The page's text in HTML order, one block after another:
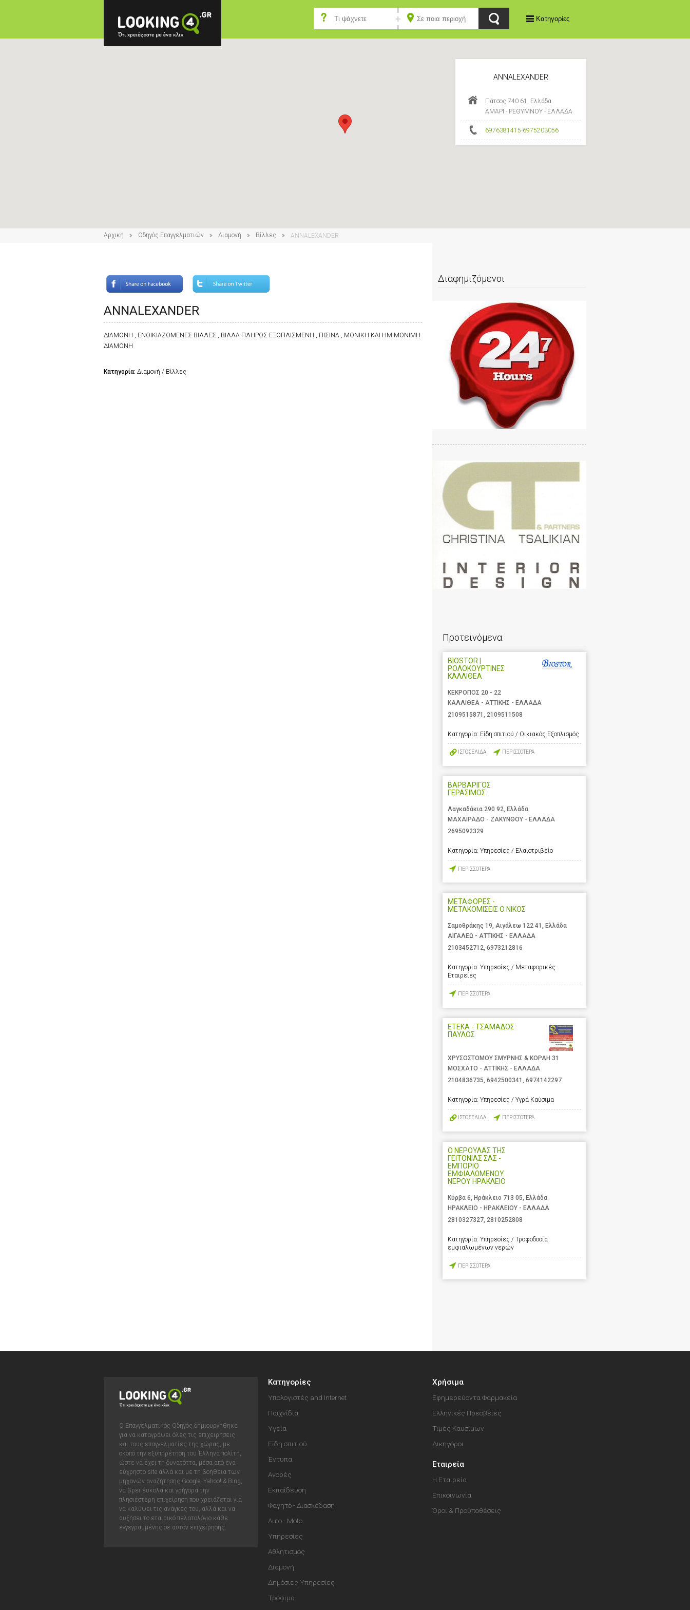
Κατηγορίες
ANNALEXANDER
Πάτσος 740 61, Ελλάδα
ΑΜΑΡΙ - ΡΕΘΥΜΝΟΥ - ΕΛΛΑΔΑ
6976381415-6975203056
Αρχική Οδηγός Επαγγελματιών Διαμονή Βίλλες ANNALEXANDER
ANNALEXANDER
ΔΙΑΜΟΝΗ , ΕΝΟΙΚΙΑΖΟΜΕΝΕΣ ΒΙΛΛΕΣ , ΒΙΛΛΑ ΠΛΗΡΩΣ ΕΞΟΠΛΙΣΜΕΝΗ , ΠΙΣΙΝΑ , ΜΟΝΙΚΗ ΚΑΙ ΗΜΙΜΟΝΙΜΗ
ΔΙΑΜΟΝΗ
Κατηγορία: Διαμονή / Βίλλες
Διαφημιζόμενοι
Προτεινόμενα
BIOSTOR |
ΡΟΛΟΚΟΥΡΤΙΝΕΣ
ΚΑΛΛΙΘΕΑ
ΚΕΚΡΟΠΟΣ 20 - 22
ΚΑΛΛΙΘΕΑ - ΑΤΤΙΚΗΣ - ΕΛΛΑΔΑ
2109515871
2109511508
Κατηγορία: Είδη σπιτιού / Οικιακός Εξοπλισμός
ΙΣΤΟΣΕΛΙΔΑ ΠΕΡΙΣΣΟΤΕΡΑ
ΒΑΡΒΑΡΙΓΟΣ
ΓΕΡΑΣΙΜΟΣ
Λαγκαδάκια 290 92, Ελλάδα
ΜΑΧΑΙΡΑΔΟ - ΖΑΚΥΝΘΟΥ - ΕΛΛΑΔΑ
2695092329
Κατηγορία: Υπηρεσίες / Ελαιοτριβείο
ΠΕΡΙΣΣΟΤΕΡΑ
ΜΕΤΑΦΟΡΕΣ -
ΜΕΤΑΚΟΜΙΣΕΙΣ Ο ΝΙΚΟΣ
Σαμοθράκης 19, Αιγάλεω 122 41, Ελλάδα
ΑΙΓΑΛΕΩ - ΑΤΤΙΚΗΣ - ΕΛΛΑΔΑ
2103452712, 6973212816
Κατηγορία: Υπηρεσίες / Μεταφορικές
Εταιρείες
ΠΕΡΙΣΣΟΤΕΡΑ
ΕΤΕΚΑ - ΤΣΑΜΑΔΟΣ
ΠΑΥΛΟΣ
ΧΡΥΣΟΣΤΟΜΟΥ ΣΜΥΡΝΗΣ & ΚΟΡΑΗ 31
ΜΟΣΧΑΤΟ - ΑΤΤΙΚΗΣ - ΕΛΛΑΔΑ
2104836735 6942500341 6974142297
Κατηγορία: Υπηρεσίες / Υγρά Καύσιμα
ΙΣΤΟΣΕΛΙΔΑ ΠΕΡΙΣΣΟΤΕΡΑ
Ο ΝΕΡΟΥΛΑΣ ΤΗΣ
ΓΕΙΤΟΝΙΑΣ ΣΑΣ -
ΕΜΠΟΡΙΟ
ΕΜΦΙΑΛΩΜΕΝΟΥ
ΝΕΡΟΥ ΗΡΑΚΛΕΙΟ
Κύρβα 6, Ηράκλειο 713 05, Ελλάδα
ΗΡΑΚΛΕΙΟ - ΗΡΑΚΛΕΙΟΥ - ΕΛΛΑΔΑ
2810327327, 2810252808
Κατηγορία: Υπηρεσίες / Τροφοδοσία
εμφιαλωμένων νερών
ΠΕΡΙΣΣΟΤΕΡΑ
Ο Επαγγελματικός Οδηγός δημιουργήθηκε
για να καταγράψει όλες τις επιχειρήσεις
και τους επαγγελματίες της χώρας, με
σκοπό την εξυπηρέτηση του Έλληνα πολίτη,
ώστε να έχει τη δυνατόττα, μέσα από ένα
εύχρηστο site αλλά και με τη βοήθεια των
μηχανών αναζήτησης Google, Yahoo! & Bing,
να βρει έυκολα και γρήγορα την
πλησιέστερη επιχείρηση που χρειάζεται για
να καλύψει τις ανάγκες του, αλλά και να
αυξήσει το εταιρικό πελατολόγιο κάθε
εγγεγραμμένης σε αυτόν επιχείρησης.
Κατηγορίες
Υπολογιστές and Internet
Παιχνίδια
Υγεία
Είδη σπιτιού
Έντυπα
Αγορές
Εκπαίδευση
Φαγητό - Διασκέδαση
Auto - Moto
Υπηρεσίες
Αθλητισμός
Διαμονή
Δημόσιες Υπηρεσίες
Τρόφιμα
Χρήσιμα
Εφημερεύοντα Φαρμακεία
Ελληνικές Πρεσβείες
Τιμές Καυσίμων
Δικηγόροι
Εταιρεία
Η Εταιρεία
Επικοινωνία
Όροι & Προϋποθέσεις